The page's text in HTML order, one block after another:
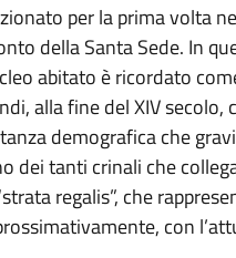
per la prima volta
della Santa Sede. In
abitato è ricordato
alla fine del XIV
demografica che
dei tanti crinali che
regalis”, che
con